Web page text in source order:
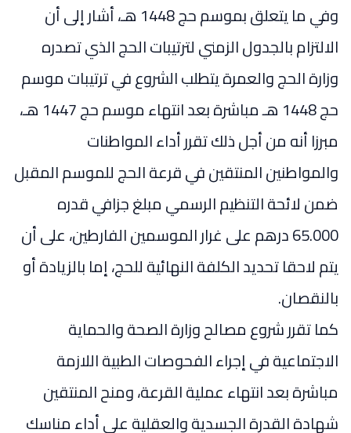
وفي ما يتعلق بموسم حج 1448 هـ، أشار إلى أن
الالتزام بالجدول الزمني لترتيبات الحج الذي تصدره
وزارة الحج والعمرة يتطلب الشروع في ترتيبات موسم
حج 1448 هـ مباشرة بعد انتهاء موسم حج 1447 هـ،
مبرزا أنه من أجل ذلك تقرر أداء المواطنات
والمواطنين المنتقين في قرعة الحج للموسم المقبل
ضمن لائحة التنظيم الرسمي مبلغ جزافي قدره
65.000 درهم على غرار الموسمين الفارطين، على أن
يتم لاحقا تحديد الكلفة النهائية للحج، إما بالزيادة أو
بالنقصان.
كما تقرر شروع مصالح وزارة الصحة والحماية
الاجتماعية في إجراء الفحوصات الطبية اللازمة
مباشرة بعد انتهاء عملية القرعة، ومنح المنتقين
شهادة القدرة الجسدية والعقلية على أداء مناسك